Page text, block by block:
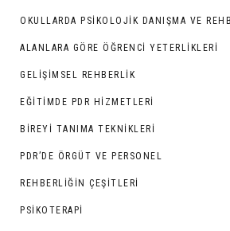
ALANLARA GÖRE ÖĞRENCI YETERLIKLERI
GELIŞIMSEL REHBERLIK
EĞITIMDE PDR HIZMETLERI
BIREYI TANIMA TEKNIKLERI
PDR’DE ÖRGÜT VE PERSONEL
REHBERLIĞIN ÇEŞITLERI
PSIKOTERAPI